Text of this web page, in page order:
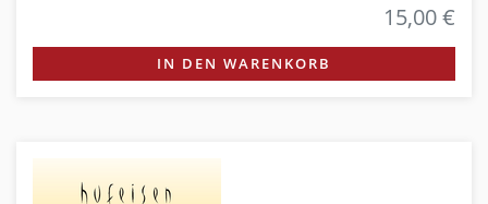
15,00 €
IN DEN WARENKORB